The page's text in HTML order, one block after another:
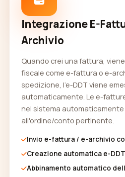
Integrazione E-
Archivio
Quando crei una fattura,
fiscale come e-fattura o e-
spedizione, l'e-DDT viene
automaticamente. Le e-
nel sistema automaticamente
all'ordine/conto pertinente.
Invio e-fattura / e-archivio
Creazione automatica e-DDT
Abbinamento automatico